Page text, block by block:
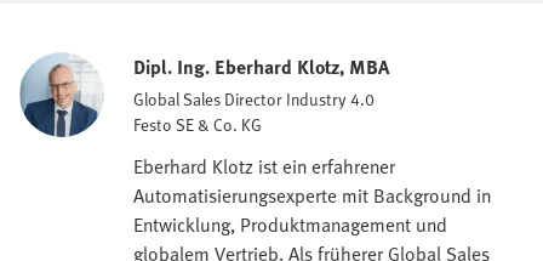
Dipl. Ing. Eberhard Klotz, MBA
Global Sales Director Industry 4.0
Festo SE & Co. KG
Eberhard Klotz ist ein erfahrener
Automatisierungsexperte mit Background in
Entwicklung, Produktmanagement und
globalem Vertrieb. Als früherer Global Sales